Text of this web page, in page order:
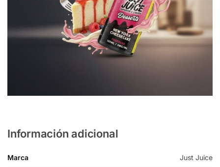
Información adicional
Marca Just Juice